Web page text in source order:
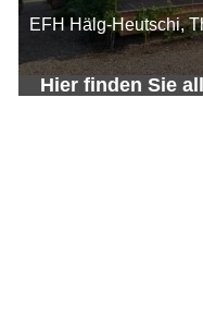
EFH Hälg-Heutschi,
Hier finden Sie